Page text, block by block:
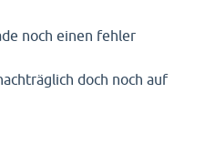
noch einen fehler
doch noch auf